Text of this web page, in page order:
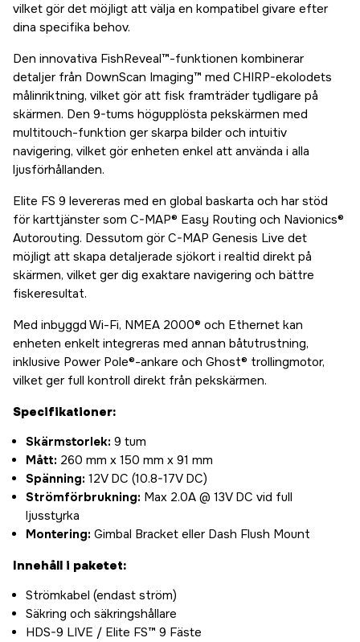
vilket gör det möjligt att välja en kompatibel givare efter
dina specifika behov.
Den innovativa FishReveal™-funktionen kombinerar
detaljer från DownScan Imaging™ med CHIRP-ekolodets
målinriktning, vilket gör att fisk framträder tydligare på
skärmen. Den 9-tums högupplösta pekskärmen med
multitouch-funktion ger skarpa bilder och intuitiv
navigering, vilket gör enheten enkel att använda i alla
ljusförhållanden.
Elite FS 9 levereras med en global baskarta och har stöd
för karttjänster som C-MAP® Easy Routing och Navionics®
Autorouting. Dessutom gör C-MAP Genesis Live det
möjligt att skapa detaljerade sjökort i realtid direkt på
skärmen, vilket ger dig exaktare navigering och bättre
fiskeresultat.
Med inbyggd Wi-Fi, NMEA 2000® och Ethernet kan
enheten enkelt integreras med annan båtutrustning,
inklusive Power Pole®-ankare och Ghost® trollingmotor,
vilket ger full kontroll direkt från pekskärmen.
Specifikationer:
Skärmstorlek: 9 tum
Mått: 260 mm x 150 mm x 91 mm
Spänning: 12V DC (10.8-17V DC)
Strömförbrukning: Max 2.0A @ 13V DC vid full
ljusstyrka
Montering: Gimbal Bracket eller Dash Flush Mount
Innehåll i paketet:
Strömkabel (endast ström)
Säkring och säkringshållare
HDS-9 LIVE / Elite FS™ 9 Fäste